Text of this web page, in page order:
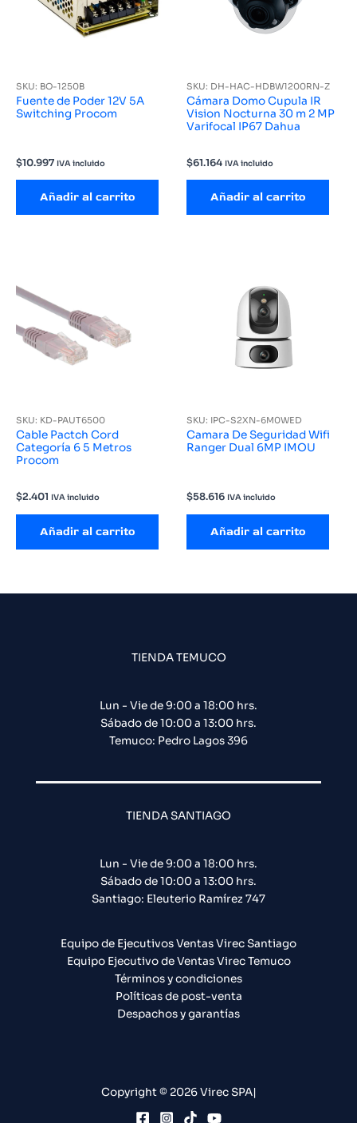
SKU: BO-1250B
Fuente de Poder 12V 5A
Switching Procom
$10.997 IVA incluido
Añadir al carrito
SKU: DH-HAC-HDBW1200RN-Z
Cámara Domo Cupula IR
Vision Nocturna 30 m 2 MP
Varifocal IP67 Dahua
$61.164 IVA incluido
Añadir al carrito
SKU: KD-PAUT6500
Cable Pactch Cord
Categoría 6 5 Metros
Procom
$2.401 IVA incluido
Añadir al carrito
SKU: IPC-S2XN-6M0WED
Camara De Seguridad Wifi
Ranger Dual 6MP IMOU
$58.616 IVA incluido
Añadir al carrito
TIENDA TEMUCO
Lun - Vie de 9:00 a 18:00 hrs.
Sábado de 10:00 a 13:00 hrs.
Temuco: Pedro Lagos 396
TIENDA SANTIAGO
Lun - Vie de 9:00 a 18:00 hrs.
Sábado de 10:00 a 13:00 hrs.
Santiago: Eleuterio Ramírez 747​
Equipo de Ejecutivos Ventas Virec Santiago
Equipo Ejecutivo de Ventas Virec Temuco
Términos y condiciones
Políticas de post-venta
Despachos y garantías
Copyright © 2026 Virec SPA|